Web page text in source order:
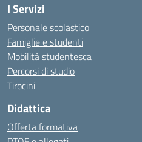
I Servizi
Personale scolastico
Famiglie e studenti
Mobilità studentesca
Percorsi di studio
Tirocini
Didattica
Offerta formativa